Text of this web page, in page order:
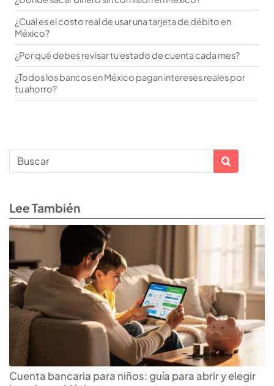
¿Cuál es el costo real de usar una tarjeta de débito en
México?
¿Por qué debes revisar tu estado de cuenta cada mes?
¿Todos los bancos en México pagan intereses reales por
tu ahorro?
Lee También
Cuenta bancaria para niños: guía para abrir y elegir